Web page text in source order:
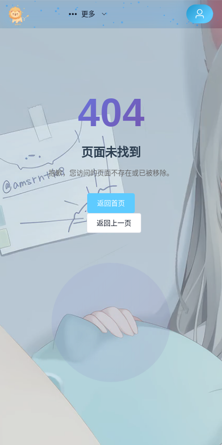
更多
404
页面未找到
抱歉，您访问的页面不存在或已被移除。
返回首页
返回上一页